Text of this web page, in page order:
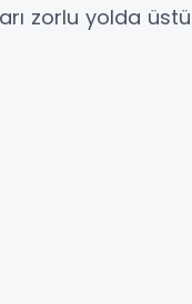
zorlu yolda